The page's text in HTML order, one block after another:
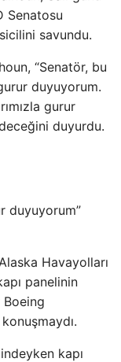
Senatosu
savundu.
“Senatör, bu
duyuyorum.
gurur
duyurdu.
duyuyorum”
Havayolları
panelinin
kapı